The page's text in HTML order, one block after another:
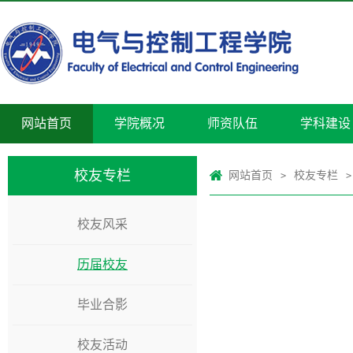
网站首页 学院概况 师资队伍 学科建设
校友专栏
校友风采
历届校友
毕业合影
校友活动
网站首页 > 校友专栏 >